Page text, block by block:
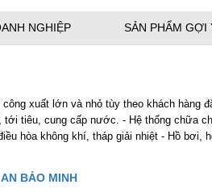
NGHIỆP SẢN PHẨM GỢI
xuất lớn và nhỏ tùy theo khách hàng
tiêu, cung cấp nước. - Hệ thống chữa
hòa không khí, tháp giải nhiệt - Hồ bơi,
BẢO MINH